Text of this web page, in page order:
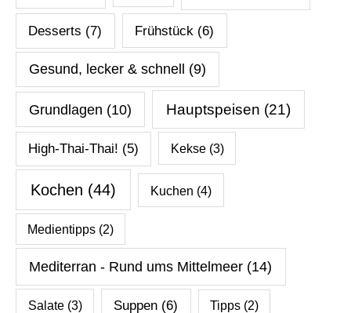
Desserts (7) Frühstück (6)
Gesund, lecker & schnell (9)
Grundlagen (10) Hauptspeisen (21)
High-Thai-Thai! (5) Kekse(3)
Kochen (44) Kuchen (4)
Medientipps (2)
Mediterran - Rund ums Mittelmeer (14)
Salate(3) Suppen (6) Tipps(2)